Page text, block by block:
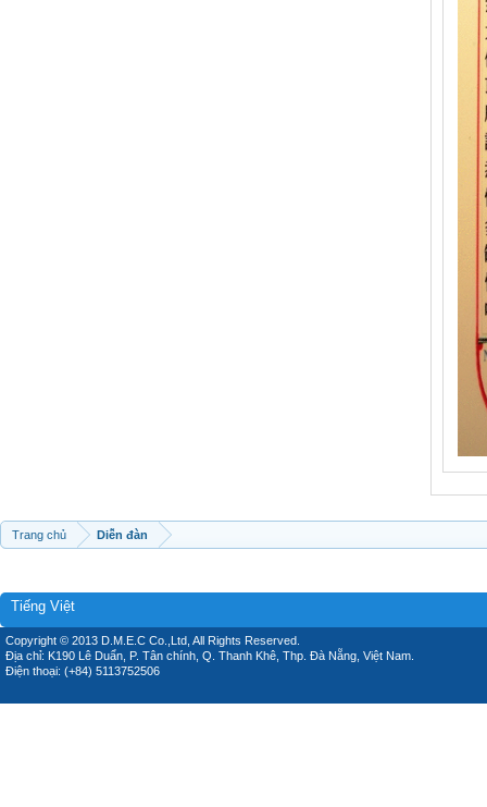
Trang chủ Diễn đàn
Tiếng Việt
Copyright © 2013 D.M.E.C Co.,Ltd, All Rights Reserved.
Địa chỉ: K190 Lê Duẩn, P. Tân chính, Q. Thanh Khê, Thp. Đà Nẵng, Việt Nam.
Điện thoại: (+84) 5113752506